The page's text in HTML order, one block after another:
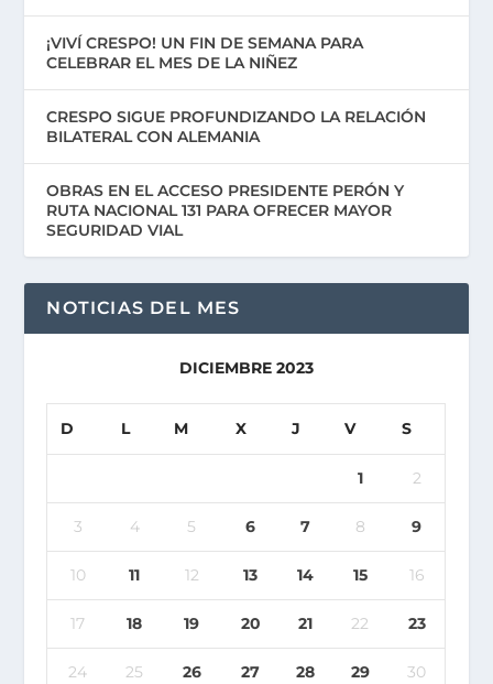
¡VIVÍ CRESPO! UN FIN DE SEMANA PARA
CELEBRAR EL MES DE LA NIÑEZ
CRESPO SIGUE PROFUNDIZANDO LA RELACIÓN
BILATERAL CON ALEMANIA
OBRAS EN EL ACCESO PRESIDENTE PERÓN Y
RUTA NACIONAL 131 PARA OFRECER MAYOR
SEGURIDAD VIAL
NOTICIAS DEL MES
DICIEMBRE 2023
D L M X J V S
1 2
3 4 5 6 7 8 9
10 11 12 13 14 15 16
17 18 19 20 21 22 23
24 25 26 27 28 29 30